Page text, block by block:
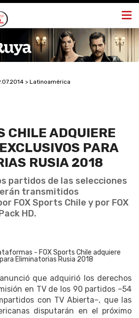
> Latinoamérica
CHILE ADQUIERE
PARA
RUSIA 2018
partidos de las selecciones
transmitidos
FOX Sports Chile y por FOX
HD.
que adquirió los derechos
en TV de los 90 partidos –54
con TV Abierta–, que las
disputarán en el próximo